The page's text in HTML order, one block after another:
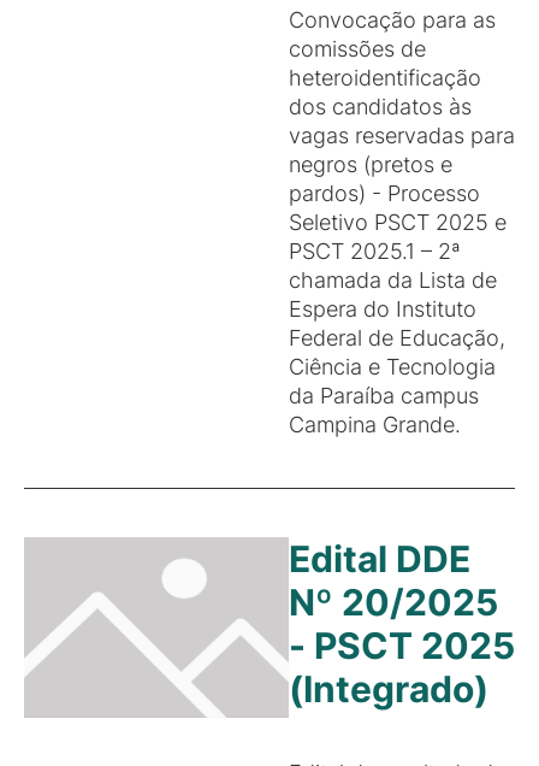
Convocação para as
comissões de
heteroidentificação
dos candidatos às
vagas reservadas para
negros (pretos e
pardos) - Processo
Seletivo PSCT 2025 e
PSCT 2025.1 – 2ª
chamada da Lista de
Espera do Instituto
Federal de Educação,
Ciência e Tecnologia
da Paraíba campus
Campina Grande.
Edital DDE
Nº 20/2025
- PSCT 2025
(Integrado)